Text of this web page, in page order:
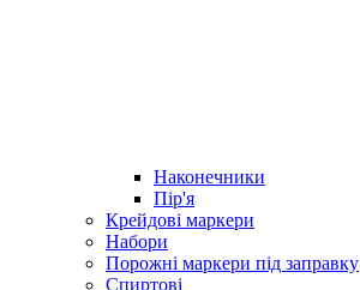
Наконечники
Пір'я
Крейдові маркери
Набори
Порожні маркери під заправку
Спиртові